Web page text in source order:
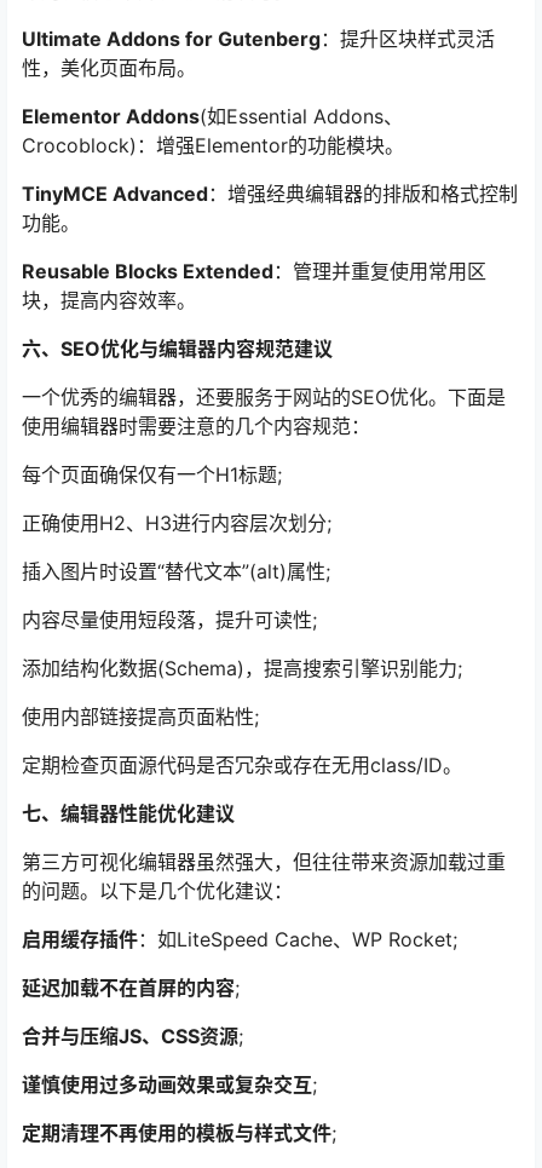
Ultimate Addons for Gutenberg：提升区块样式灵活
性，美化页面布局。
Elementor Addons(如Essential Addons、
Crocoblock)：增强Elementor的功能模块。
TinyMCE Advanced：增强经典编辑器的排版和格式控制
功能。
Reusable Blocks Extended：管理并重复使用常用区
块，提高内容效率。
六、SEO优化与编辑器内容规范建议
一个优秀的编辑器，还要服务于网站的SEO优化。下面是
使用编辑器时需要注意的几个内容规范：
每个页面确保仅有一个H1标题;
正确使用H2、H3进行内容层次划分;
插入图片时设置“替代文本”(alt)属性;
内容尽量使用短段落，提升可读性;
添加结构化数据(Schema)，提高搜索引擎识别能力;
使用内部链接提高页面粘性;
定期检查页面源代码是否冗杂或存在无用class/ID。
七、编辑器性能优化建议
第三方可视化编辑器虽然强大，但往往带来资源加载过重
的问题。以下是几个优化建议：
启用缓存插件：如LiteSpeed Cache、WP Rocket;
延迟加载不在首屏的内容;
合并与压缩JS、CSS资源;
谨慎使用过多动画效果或复杂交互;
定期清理不再使用的模板与样式文件;